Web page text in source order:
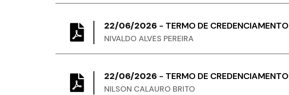
22/06/2026 - TERMO DE CREDENCIAMENTO
NIVALDO ALVES PEREIRA
22/06/2026 - TERMO DE CREDENCIAMENTO
NILSON CALAURO BRITO